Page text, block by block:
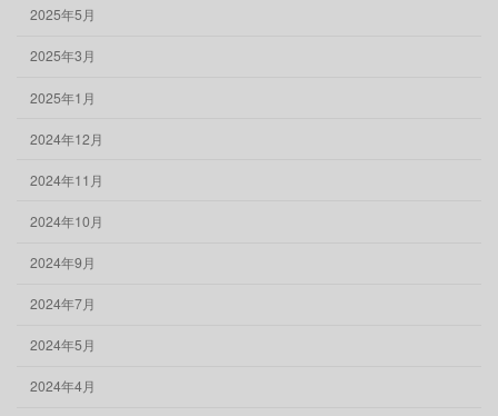
2025年5月
2025年3月
2025年1月
2024年12月
2024年11月
2024年10月
2024年9月
2024年7月
2024年5月
2024年4月